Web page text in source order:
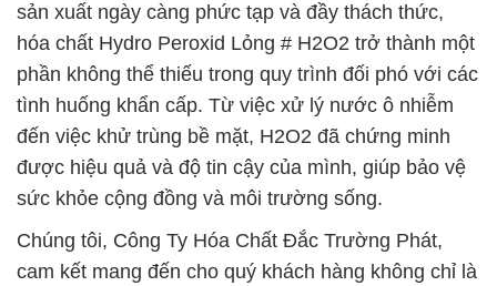
sản xuất ngày càng phức tạp và đầy thách thức,
hóa chất Hydro Peroxid Lỏng # H2O2 trở thành một
phần không thể thiếu trong quy trình đối phó với các
tình huống khẩn cấp. Từ việc xử lý nước ô nhiễm
đến việc khử trùng bề mặt, H2O2 đã chứng minh
được hiệu quả và độ tin cậy của mình, giúp bảo vệ
sức khỏe cộng đồng và môi trường sống.
Chúng tôi, Công Ty Hóa Chất Đắc Trường Phát,
cam kết mang đến cho quý khách hàng không chỉ là